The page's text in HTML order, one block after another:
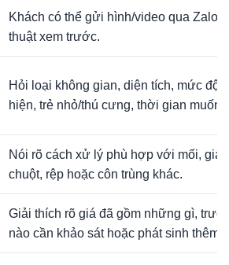
Khách có thể gửi hình/video qua Zalo
thuật xem trước.
Hỏi loại không gian, diện tích, mức độ
hiện, trẻ nhỏ/thú cưng, thời gian muốn
Nói rõ cách xử lý phù hợp với mối,
chuột, rệp hoặc côn trùng khác.
Giải thích rõ giá đã gồm những gì,
nào cần khảo sát hoặc phát sinh thêm.